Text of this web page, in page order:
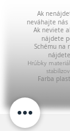
Ak
neváhajte
Ak neviete
nájdete
Schému na
Hrúbky
Farba